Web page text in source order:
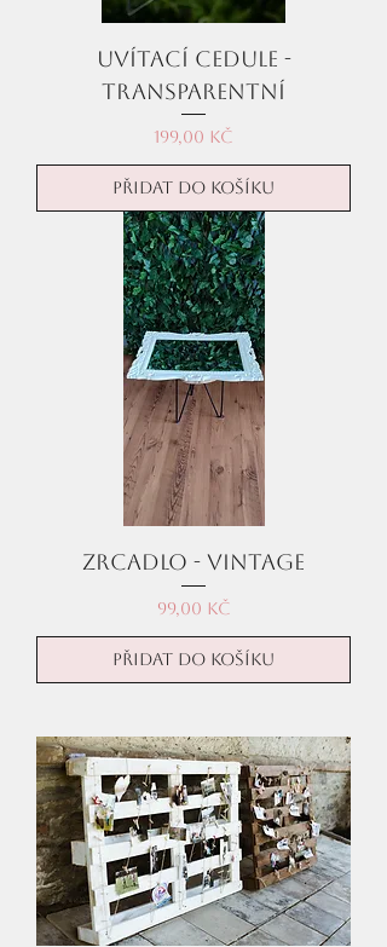
Uvítací cedule -
transparentní
Cena
199,00 Kč
Přidat do košíku
Zrcadlo - Vintage
Cena
99,00 Kč
Přidat do košíku